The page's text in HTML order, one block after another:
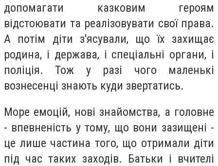
допомагати казковим героям
відстоювати та реалізовувати свої права.
А потім діти з'ясували, що їх захищає
родина, і держава, і спеціальні органи, і
поліція. Тож у разі чого маленькі
вознесенці знають куди звертатись.
Море емоцій, нові знайомства, а головне
- впевненість у тому, що вони зазищені -
це лише частина того, що отримали діти
під час таких заходів. Батьки і вчителі